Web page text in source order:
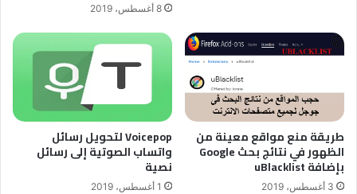
8 أغسطس، 2019
طريقة منع مواقع معينة من
الظهور في نتائج بحث Google
بإضافة uBlacklist
3 أغسطس، 2019
Voicepop لتحويل رسائل
واتساب الصوتية إلى رسائل
نصية
1 أغسطس، 2019